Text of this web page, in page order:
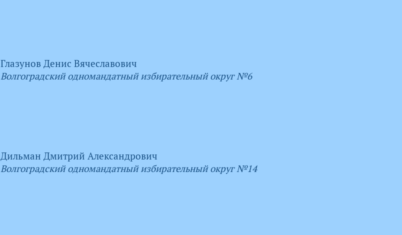
Глазунов Денис Вячеславович
Волгоградский одномандатный избирательный округ №6
Дильман Дмитрий Александрович
Волгоградский одномандатный избирательный округ №14